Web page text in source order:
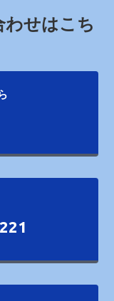
わせはこち